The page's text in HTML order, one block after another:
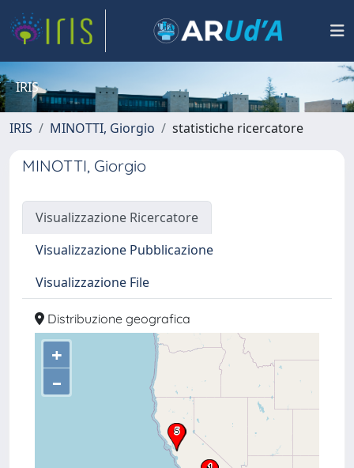
IRIS
IRIS MINOTTI, Giorgio statistiche ricercatore
MINOTTI, Giorgio
Visualizzazione Ricercatore
Visualizzazione Pubblicazione
Visualizzazione File
Distribuzione geografica
+
–